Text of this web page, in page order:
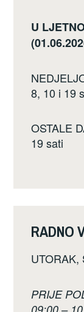
U
8, 10 i 19
OSTALE
19 sati
RADNO
UTORAK,
PRIJE